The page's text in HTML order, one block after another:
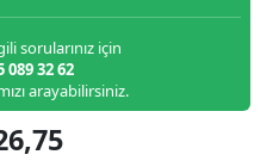
sorularınız için
089 32 62
arayabilirsiniz.